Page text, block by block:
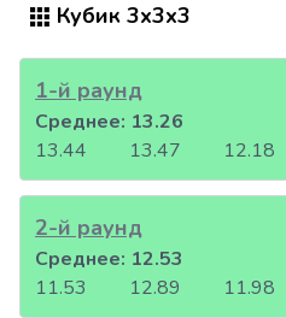
Кубик 3x3x3
1-й раунд
13.44 13.47 12.18
Среднее: 13.26
2-й раунд
11.53 12.89 11.98
Среднее: 12.53